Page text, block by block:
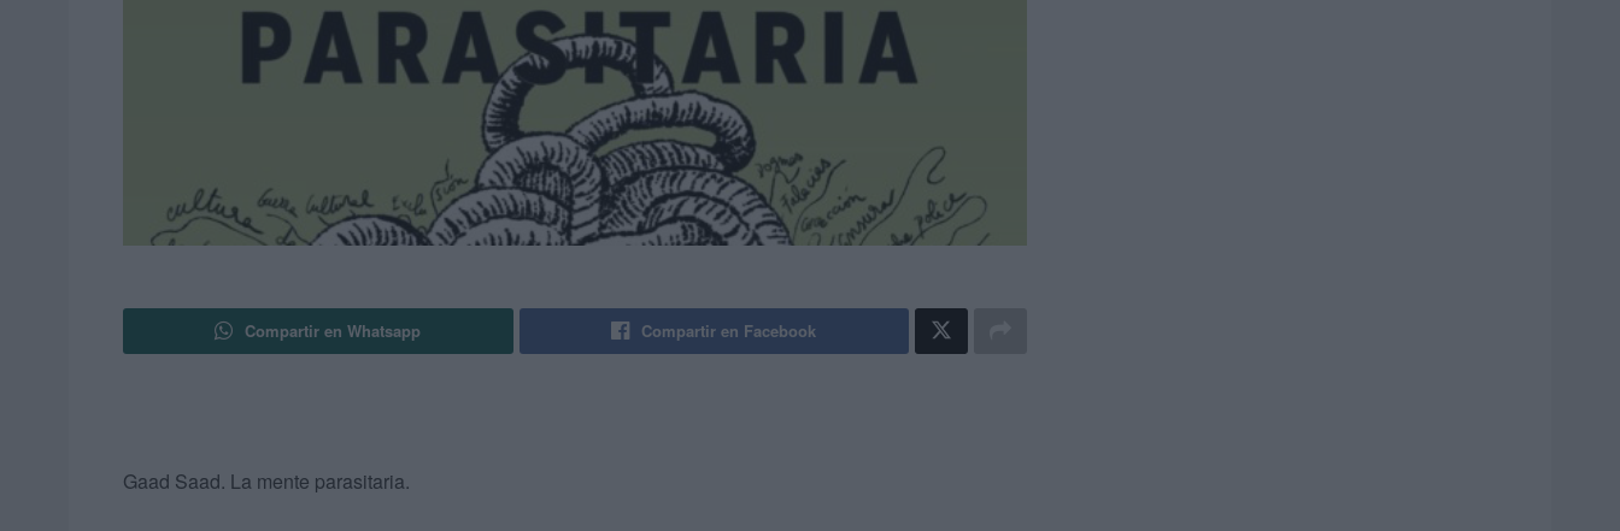
Compartir en Whatsapp Compartir en Facebook
Gaad Saad. La mente parasitaria.